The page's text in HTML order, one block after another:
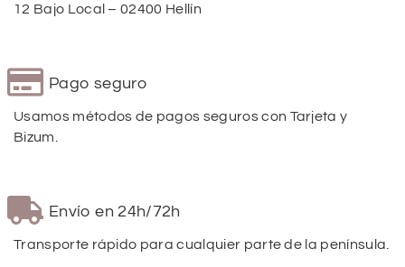
12 Bajo Local – 02400 Hellín
Pago seguro
Usamos métodos de pagos seguros con Tarjeta y
Bizum.
Envío en 24h/72h
Transporte rápido para cualquier parte de la península.